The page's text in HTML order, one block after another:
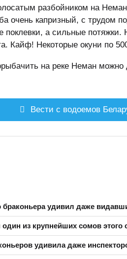
разбойником на
очень капризный, с трудом
поклевки, а сильные потяжки.
Кайф! Некоторые окуни по
на реке Неман
Вести с водоемов
браконьера удивил даже
из крупнейших сомов этого
удивила даже